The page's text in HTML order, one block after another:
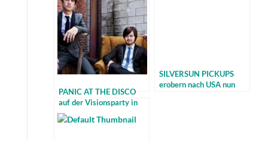
PANIC AT THE DISCO
auf der Visionsparty in
Dortmund!
SILVERSUN PICKUPS
erobern nach USA nun